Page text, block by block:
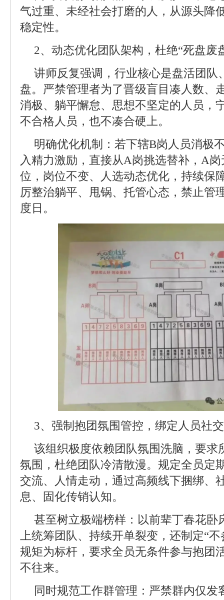
气过重、未经社会打磨的人，从源头降
稳定性。
2、动态优化团队架构，杜绝“死盘废
讲师反复强调，行业核心是盘活团队
盘。严禁管理者为了晋级盲目凑人数、
消极、躺平懈怠、思想不坚定的人员，
不合格人员，也不凑合硬上。
明确优化机制：若下辖B岗人员消极
入精力激励，直接从A岗挑选替补，A
位，岗位不变、人选动态优化，持续保
厉整治躺平、甩锅、托管心态，禁止管
度日。
3、强制抱团氛围管控，绑定人员社交
该组织极度依赖团队氛围洗脑，要求
氛围，杜绝团队冷清散漫。规定全员定
交流、人情走动，通过高频线下捆绑、
息、固化传销认知。
甚至树立极端榜样：以前辈丁春花卧
上统筹团队、持续开单裂变，还制定“
规矩为标杆，要求全员无条件参与抱团
不往来。
同时规范工作群管理：严禁群内仅发